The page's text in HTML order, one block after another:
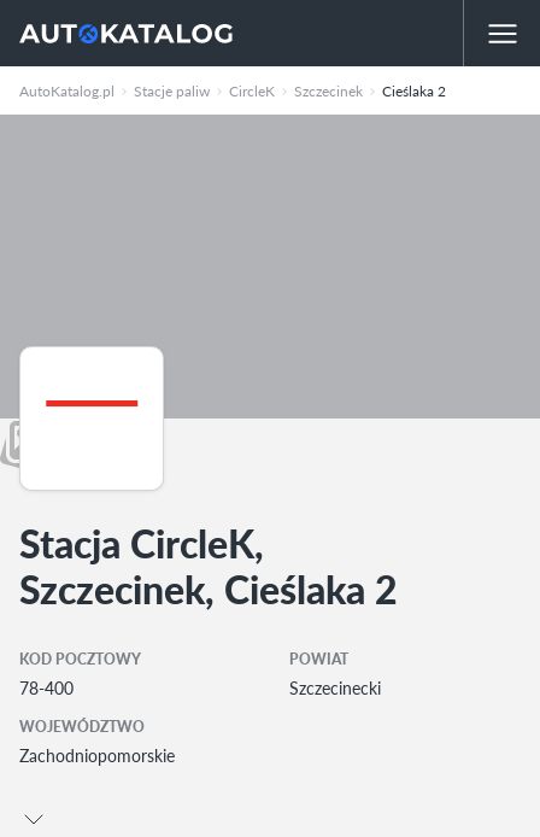
AutoKatalog.pl Stacje paliw CircleK Szczecinek Cieślaka 2
Stacja CircleK,
Szczecinek, Cieślaka 2
KOD POCZTOWY
78-400
POWIAT
Szczecinecki
WOJEWÓDZTWO
Zachodniopomorskie